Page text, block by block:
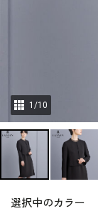
1 /10
選択中のカラー